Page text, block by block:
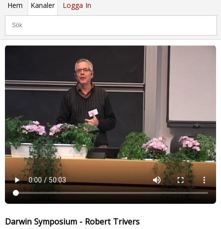
Hem Kanaler Logga In
Darwin Symposium - Robert Trivers